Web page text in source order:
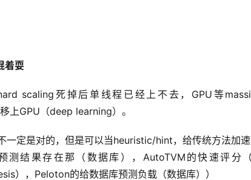
着耍
scaling死掉后单线程已经上不去，GPU等
GPU（deep learning）。
一定是对的，但是可以当heuristic/hint，给传统方法加
测结果存在那（数据库），AutoTVM的快速评分
），Peloton的给数据库预测负载（数据库））